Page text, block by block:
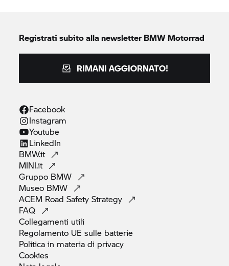
Registrati subito alla newsletterBMW Motorrad
RIMANI AGGIORNATO!
Facebook
Instagram
Youtube
LinkedIn
BMW.it
MINI.it
Gruppo BMW
Museo BMW
ACEM Road SafetyStrategy
FAQ
Collegamenti utili
Regolamento UE sulle batterie
Politica in materia di privacy
Cookies